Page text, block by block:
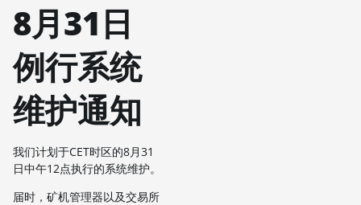
8月31日
例行系统
维护通知
我们计划于CET时区的8月31
日中午12点执行的系统维护。
届时，矿机管理器以及交易所